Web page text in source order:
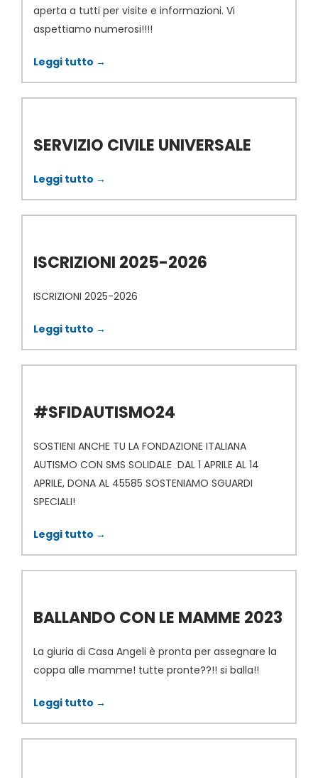
aperta a tutti per visite e informazioni. Vi
aspettiamo numerosi!!!!
Leggi tutto →
SERVIZIO CIVILE UNIVERSALE
Leggi tutto →
ISCRIZIONI 2025-2026
ISCRIZIONI 2025-2026
Leggi tutto →
#SFIDAUTISMO24
SOSTIENI ANCHE TU LA FONDAZIONE ITALIANA
AUTISMO CON SMS SOLIDALE DAL 1 APRILE AL 14
APRILE, DONA AL 45585 SOSTENIAMO SGUARDI
SPECIALI!
Leggi tutto →
BALLANDO CON LE MAMME 2023
La giuria di Casa Angeli è pronta per assegnare la
coppa alle mamme! tutte pronte??!! si balla!!
Leggi tutto →